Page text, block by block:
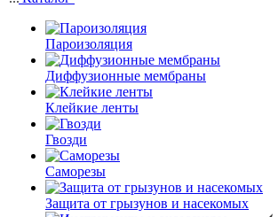
Пароизоляция
Диффузионные мембраны
Клейкие ленты
Гвозди
Саморезы
Защита от грызунов и насекомых